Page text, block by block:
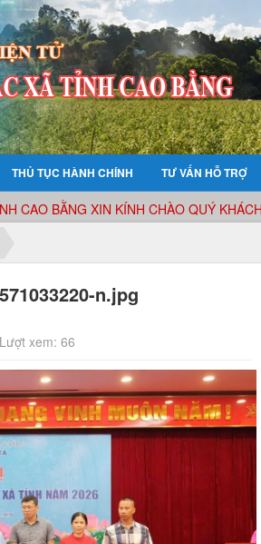
THỦ TỤC HÀNH CHÍNH TƯ VẤN HỖ TRỢ
CAO BẰNG XIN KÍNH CHÀO QUÝ KHÁCH
n.jpg
Lượt xem: 66